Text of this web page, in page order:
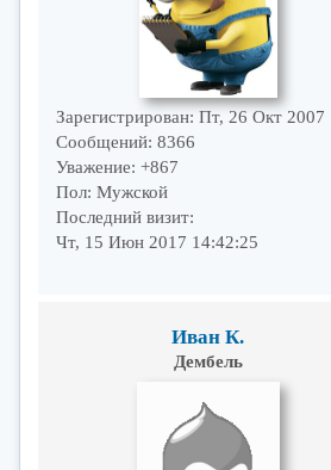
Зарегистрирован: Пт, 26 Окт 2007
Сообщений: 8366
Уважение: +867
Пол: Мужской
Последний визит:
Чт, 15 Июн 2017 14:42:25
Иван К.
Дембель